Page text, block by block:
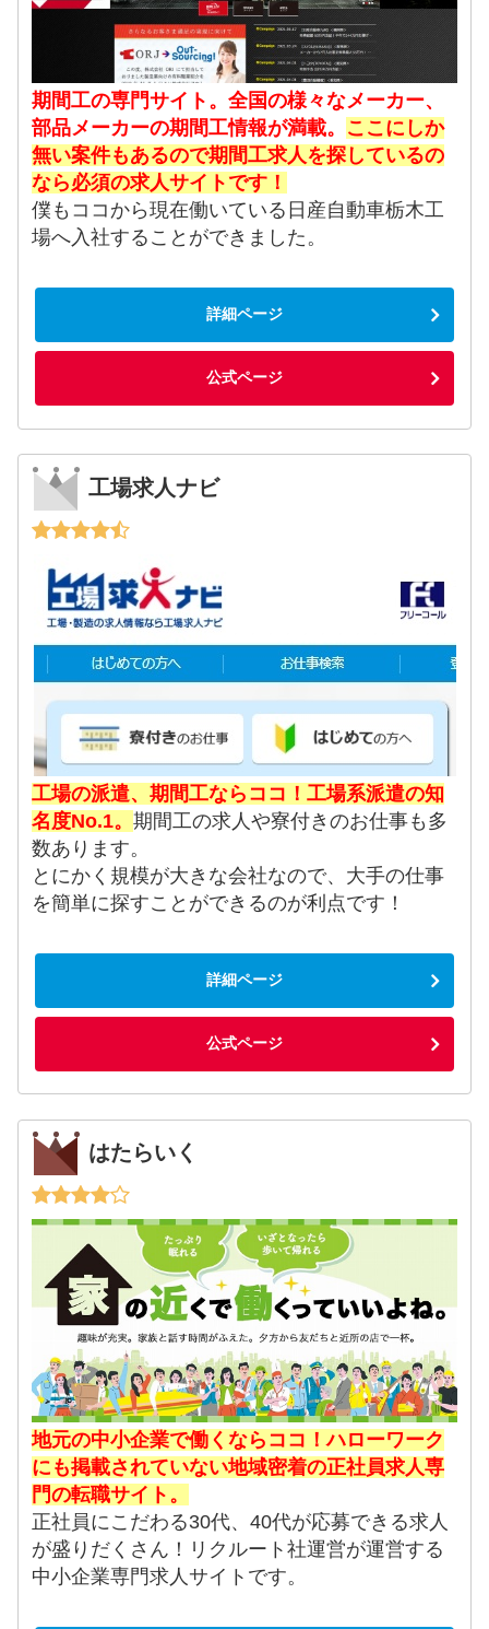
期間工の専門サイト。全国の様々なメーカー、
部品メーカーの期間工情報が満載。 ここにしか
無い案件もあるので期間工求人を探しているの
なら必須の求人サイトです！
僕もココから現在働いている日産自動車栃木工
場へ入社することができました。
詳細ページ
公式ページ
工場求人ナビ
工場の派遣、期間工ならココ！工場系派遣の知
名度No.1。期間工の求人や寮付きのお仕事も多
数あります。
とにかく規模が大きな会社なので、大手の仕事
を簡単に探すことができるのが利点です！
詳細ページ
公式ページ
はたらいく
地元の中小企業で働くならココ！ハローワーク
にも掲載されていない地域密着の正社員求人専
門の転職サイト。
正社員にこだわる30代、40代が応募できる求人
が盛りだくさん！リクルート社運営が運営する
中小企業専門求人サイトです。